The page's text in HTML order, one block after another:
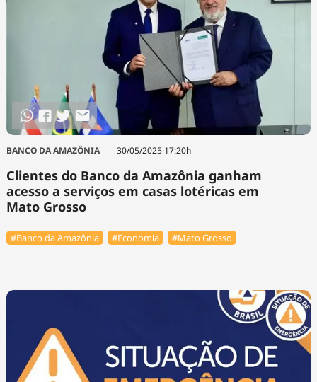
BANCO DA AMAZÔNIA 30/05/2025 17:20h
Clientes do Banco da Amazônia ganham
acesso a serviços em casas lotéricas em
Mato Grosso
#Banco da Amazônia #Economia #Mato Grosso